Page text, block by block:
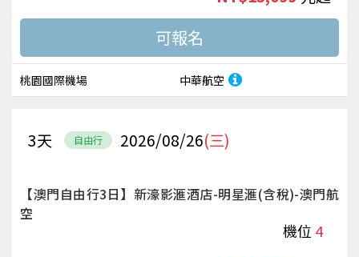
桃園國際機場 中華航空
自由行 2026/08/26(三)
3天
【澳門自由行3日】新濠影滙酒店-明星滙(含稅)-澳門航
空
機位 4